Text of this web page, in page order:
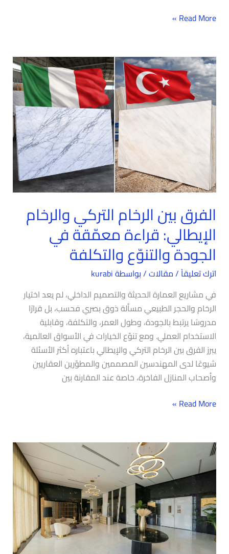
Read More »
الفرق بين الرخام التركي والرخام
الإيطالي: قراءة معمّقة في
الجودة والتنوّع والتكلفة
اترك تعليقاً/مقالات/ بواسطةkurabi
في مشاريع العمارة الحديثة والتصميم الداخلي، لم يعد اختيار
الرخام والحجر الطبيعي مسألة ذوق بصري فحسب، بل قرارًا
مدروسًا يرتبط بالجودة، وطول العمر، والتكلفة، وقابلية
الاستخدام العملي. ومع تنوّع الخيارات في الأسواق العالمية،
يبرز الفرق بين الرخام التركي والإيطالي باعتباره أكثر الأسئلة
شيوعًا لدى المهندسين المصممين والمطوّرين العقاريين
وأصحاب المنازل الفاخرة، خاصة عند المقارنة بين
الفرق
بين
الرخام
التركي
والرخام
الإيطالي:
قراءة
معمّقة
في
الجودة
والتكلفة
Read More »
أشهر
أنواع
الرخام
التركي
ومميزاتها
في
المشاريع
الحديثة..